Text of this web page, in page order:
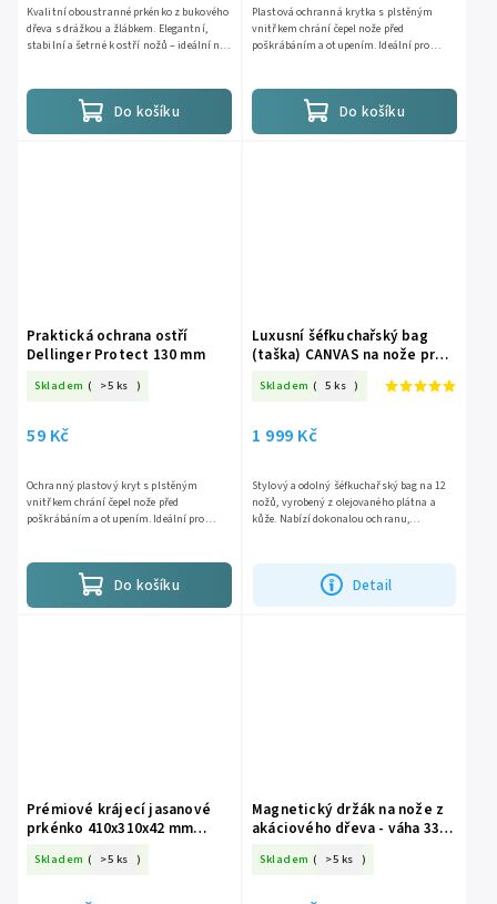
Do košíku
Kvalitní oboustranné prkénko z bukového
dřeva s drážkou a žlábkem. Elegantní,
stabilní a šetrné k ostří nožů – ideální na
Do košíku
Plastová ochranná krytka s plstěným
vnitřkem chrání čepel nože před
poškrábáním a otupením. Ideální pro
Praktická ochrana ostří
Dellinger Protect 130 mm
Skladem ( >5 ks )
59 Kč
Do košíku
Ochranný plastový kryt s plstěným
vnitřkem chrání čepel nože před
poškrábáním a otupením. Ideální pro
Luxusní šéfkuchařský bag
(taška) CANVAS na nože pro
Skladem ( 5 ks )
1 999 Kč
Detail
Stylový a odolný šéfkuchařský bag na 12
nožů, vyrobený z olejovaného plátna a
kůže. Nabízí dokonalou ochranu,
Prémiové krájecí jasanové
prkénko 410x310x42 mm
Skladem ( >5 ks )
Magnetický držák na nože z
akáciového dřeva - váha 3300
Skladem ( >5 ks )